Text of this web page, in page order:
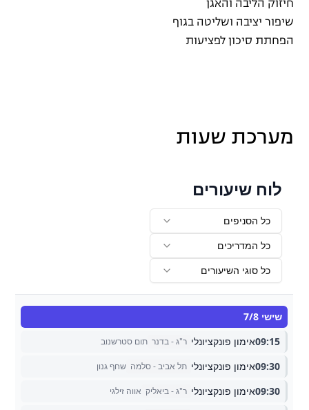
חיזוק הליבה והאגן
שיפור יציבה ושליטה בגוף
הפחתת סיכון לפציעות
מערכת שעות